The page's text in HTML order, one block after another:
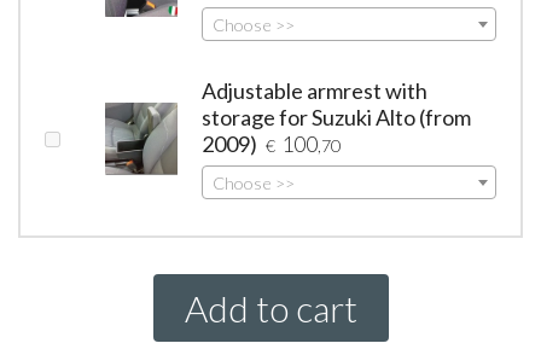
Choose >>
Adjustable armrest with
storage for Suzuki Alto (from
2009) € 100 ,70
Choose >>
Add to cart